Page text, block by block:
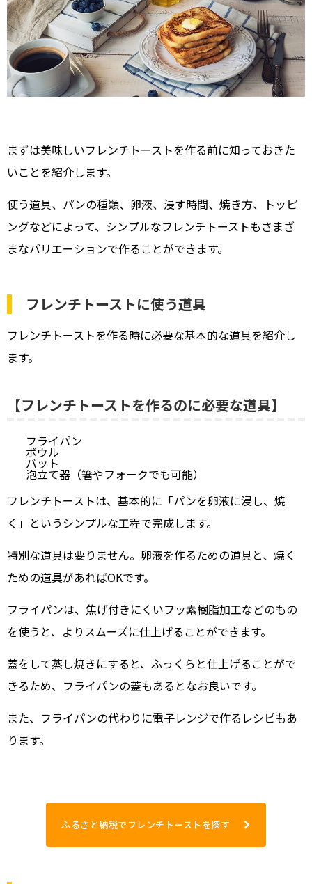
まずは美味しいフレンチトーストを作る前に知っておきた
いことを紹介します。
使う道具、パンの種類、卵液、浸す時間、焼き方、トッピ
ングなどによって、シンプルなフレンチトーストもさまざ
まなバリエーションで作ることができます。
フレンチトーストに使う道具
フレンチトーストを作る時に必要な基本的な道具を紹介し
ます。
【フレンチトーストを作るのに必要な道具】
フライパン
ボウル
バット
泡立て器（箸やフォークでも可能）
フレンチトーストは、基本的に「パンを卵液に浸し、焼
く」というシンプルな工程で完成します。
特別な道具は要りません。卵液を作るための道具と、焼く
ための道具があればOKです。
フライパンは、焦げ付きにくいフッ素樹脂加工などのもの
を使うと、よりスムーズに仕上げることができます。
蓋をして蒸し焼きにすると、ふっくらと仕上げることがで
きるため、フライパンの蓋もあるとなお良いです。
また、フライパンの代わりに電子レンジで作るレシピもあ
ります。
ふるさと納税でフレンチトーストを探す